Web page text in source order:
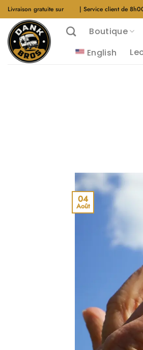
Aller
au
contenu
Livraison gratuite sur | Service client de
Boutique
English
04
Août